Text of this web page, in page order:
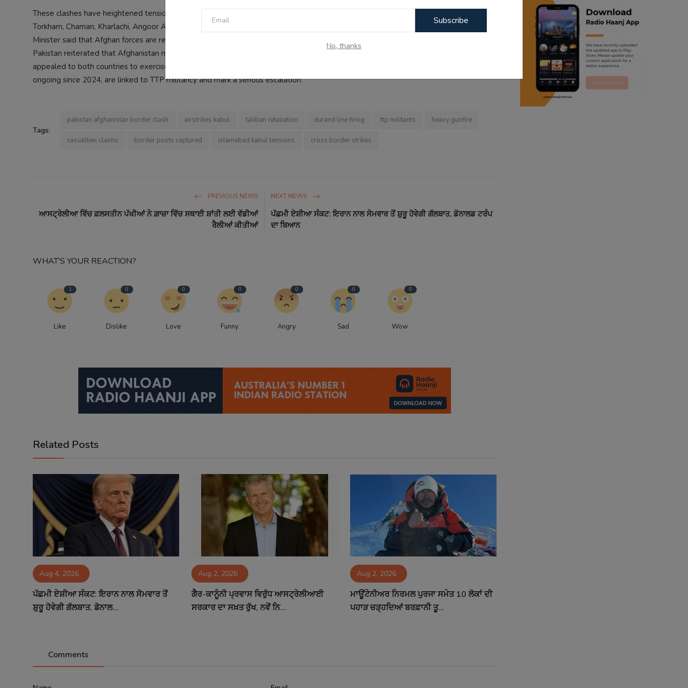
Subscribe
No, thanks
These clashes have heightened tensions between Pakistan and Afghanistan, leading to the closure of major border crossings like
Torkham, Chaman, Kharlachi, Angoor Adda, and Ghulam Khan, disrupting trade and movement of people. The Afghan Defense
Minister said that Afghan forces are ready to defend their borders and urged Pakistan to stop targeting terrorists on their soil.
Pakistan reiterated that Afghanistan must act against TTP harboring and that these strikes are to curb terrorism. Iran has also
appealed to both countries to exercise restraint, calling it a tension-escalating move. These Pakistan-Afghanistan border clashes,
ongoing since 2024, are linked to TTP militancy and mark a serious escalation.
Tags:
pakistan afghanistan border clash airstrikes kabul taliban retaliation durand line firing ttp militants heavy gunfire
casualties claims border posts captured islamabad kabul tensions cross border strikes
PREVIOUS NEWS
ਆਸਟ੍ਰੇਲੀਆ ਵਿੱਚ ਫ਼ਲਸਤੀਨ ਪੱਖੀਆਂ ਨੇ ਗ਼ਾਜ਼ਾ ਵਿੱਚ ਸਥਾਈ ਸ਼ਾਂਤੀ ਲਈ ਵੱਡੀਆਂ
ਰੈਲੀਆਂ ਕੀਤੀਆਂ
NEXT NEWS
ਪੱਛਮੀ ਏਸ਼ੀਆ ਸੰਕਟ: ਇਰਾਨ ਨਾਲ ਸੋਮਵਾਰ ਤੋਂ ਸ਼ੁਰੂ ਹੋਵੇਗੀ ਗੱਲਬਾਤ, ਡੋਨਾਲਡ ਟਰੰਪ
ਦਾ ਬਿਆਨ
WHAT'S YOUR REACTION?
1
Like
0
Dislike
0
Love
0
Funny
0
Angry
0
Sad
0
Wow
Related Posts
Aug 4, 2026
ਪੱਛਮੀ ਏਸ਼ੀਆ ਸੰਕਟ: ਇਰਾਨ ਨਾਲ ਸੋਮਵਾਰ ਤੋਂ
ਸ਼ੁਰੂ ਹੋਵੇਗੀ ਗੱਲਬਾਤ, ਡੋਨਾਲ...
Aug 2, 2026
ਗੈਰ-ਕਾਨੂੰਨੀ ਪ੍ਰਵਾਸ ਵਿਰੁੱਧ ਆਸਟ੍ਰੇਲੀਆਈ
ਸਰਕਾਰ ਦਾ ਸਖ਼ਤ ਰੁੱਖ, ਨਵੇਂ ਨਿ...
Aug 2, 2026
ਮਾਊਂਟੇਨੀਅਰ ਨਿਰਮਲ ਪੁਰਜਾ ਸਮੇਤ 10 ਲੋਕਾਂ ਦੀ
ਪਹਾੜ ਚੜ੍ਹਦਿਆਂ ਬਰਫ਼ਾਨੀ ਤੂ...
Comments
ranjodh singh
radio haanji updates
punjabi podcast australia
punjabi kahani